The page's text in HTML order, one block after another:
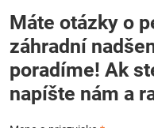
Máte otázky o
záhradní
poradíme! Ak
napíšte nám a